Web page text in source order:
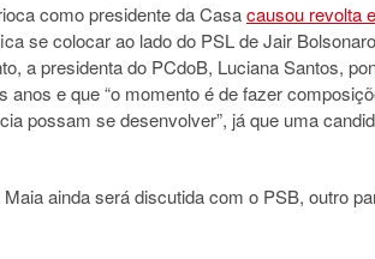
como presidente da Casacausou revolta
se colocar ao lado do PSL de Jair
a presidenta do PCdoB, Luciana Santos,
e que “o momento é de fazer
possam se desenvolver”, já que uma
ainda será discutida com o PSB, outro